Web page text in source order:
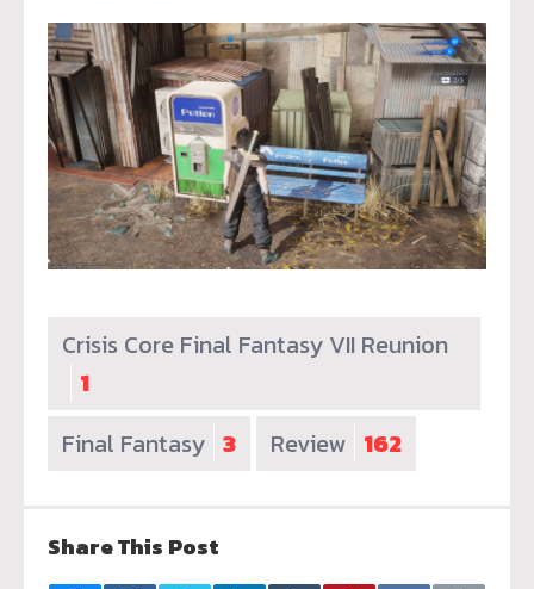
Crisis Core Final Fantasy VII Reunion
1
Final Fantasy 3 Review 162
Share This Post